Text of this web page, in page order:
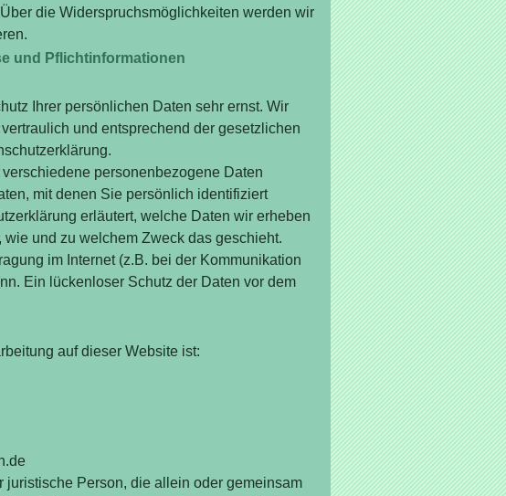
die Widerspruchsmöglichkeiten werden wir
und Pflichtinformationen
Ihrer persönlichen Daten sehr ernst. Wir
und entsprechend der gesetzlichen
personenbezogene Daten
mit denen Sie persönlich identifiziert
erläutert, welche Daten wir erheben
und zu welchem Zweck das geschieht.
im Internet (z.B. bei der Kommunikation
Ein lückenloser Schutz der Daten vor dem
auf dieser Website ist:
Person, die allein oder gemeinsam